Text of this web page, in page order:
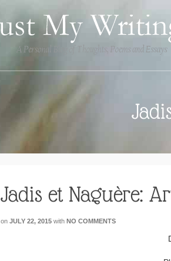
Jadis et Naguère:
on JULY 22, 2015 with NO COMMENTS